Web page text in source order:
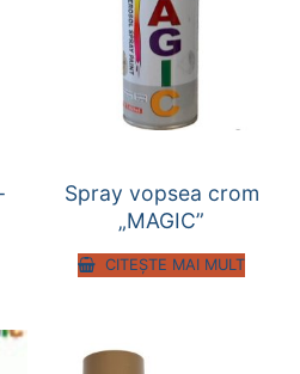
Spray vopsea crom
„MAGIC”
CITEȘTE MAI MULT